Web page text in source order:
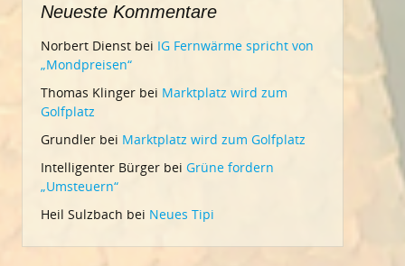
Neueste Kommentare
Norbert Dienst bei IG Fernwärme spricht von
„Mondpreisen“
Thomas Klinger bei Marktplatz wird zum
Golfplatz
Grundler bei Marktplatz wird zum Golfplatz
Intelligenter Bürger bei Grüne fordern
„Umsteuern“
Heil Sulzbach bei Neues Tipi